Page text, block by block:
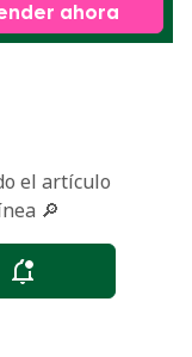
ahora
el artículo
🔎